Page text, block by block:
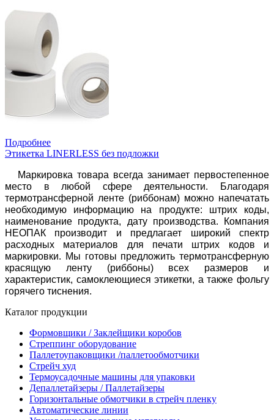
Подробнее
Этикетка LINERLESS без подложки
Маркировка товара всегда занимает первостепенное
место в любой сфере деятельности. Благодаря
термотрансферной ленте (риббонам) можно напечатать
необходимую информацию на продукте: штрих коды,
наименование продукта, дату производства. Компания
НЕОПАК производит и предлагает широкий спектр
расходных материалов для печати штрих кодов и
маркировки. Мы готовы предложить термотрансферную
красящую ленту (риббоны) всех размеров и
характеристик, самоклеющиеся этикетки, а также фольгу
горячего тиснения.
Каталог продукции
Формовщики / Заклейщики коробов
Стреппинг оборудование
Паллетоупаковщики /паллетообмотчики
Стрейч худ
Термоусадочные машины для упаковки
Депаллетайзеры / Паллетайзеры
Горизонтальные обмотчики в стрейч пленку
Автоматические линии